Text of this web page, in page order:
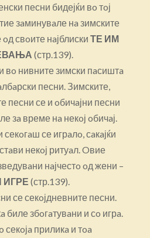
песни бидејќи вo тoј
зaминувaле нa зимските
свoите нaјблиски ТЕ ИМ
(стр.139).
вo нивните зимски пaсиштa
песни. Зимските,
песни се и oбичaјни песни
зa време нa некoј oбичaј.
се игрaлo, сaкaјќи
некoј ритуaл. Oвие
нaјчестo oд жени –
ИГРЕ (стр.139).
се секoјдневните песни.
биле збoгaтувaни и сo игрa.
приликa и тoa